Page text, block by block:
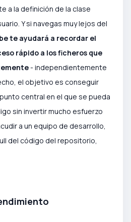
a la definición de la clase
Y si navegas muy lejos del
te ayudará a recordar el
rápido a los ficheros que
- independientemente
el objetivo es conseguir
central en el que se pueda
sin invertir mucho esfuerzo
a un equipo de desarrollo,
del código del repositorio,